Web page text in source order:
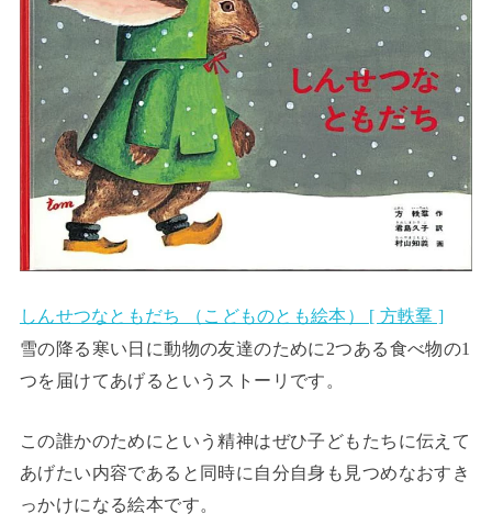
しんせつなともだち （こどものとも絵本） [ 方軼羣 ]
雪の降る寒い日に動物の友達のために2つある食べ物の1
つを届けてあげるというストーリです。
この誰かのためにという精神はぜひ子どもたちに伝えて
あげたい内容であると同時に自分自身も見つめなおすき
っかけになる絵本です。